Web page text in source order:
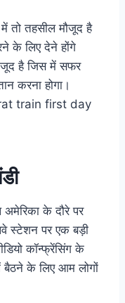
तो तहसील मौजूद है
के लिए देने होंगे
है जिस में सफर
करना होगा।
अमेरिका के दौरे पर
स्टेशन पर एक बड़ी
कॉन्फ्रेंसिंग के
बैठने के लिए आम लोगों